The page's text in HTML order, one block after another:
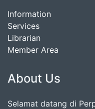
Information
Services
Librarian
Member Area
About Us
Selamat datang di